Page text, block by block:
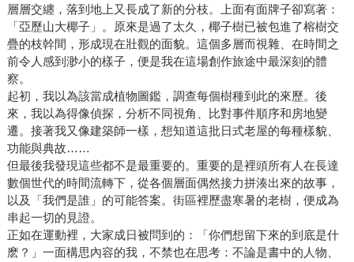
層層交纏，落到地上又長成了新的分枝。上面有面牌子卻寫著：
「亞歷山大椰子」。原來是過了太久，椰子樹已被包進了榕樹交
疊的枝幹間，形成現在壯觀的面貌。這個多層而視雜、在時間之
前令人感到渺小的樣子，便是我在這場創作旅途中最深刻的體
察。
起初，我以為該當成植物圖鑑，調查每個樹種到此的來歷。後
來，我以為得像偵探，分析不同視角、比對事件順序和房地變
遷。接著我又像建築師一樣，想知道這批日式老屋的每種樣貌、
功能與典故……
但最後我發現這些都不是最重要的。重要的是裡頭所有人在長達
數個世代的時間流轉下，從各個層面偶然接力拼湊出來的故事，
以及「我們是誰」的可能答案。街區裡歷盡寒暑的老樹，便成為
串起一切的見證。
正如在運動裡，大家成日被問到的：「你們想留下來的到底是什
麽？」一面構思內容的我，不禁也在思考：不論是書中的人物、